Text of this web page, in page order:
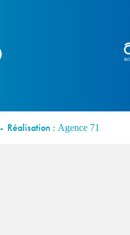
Réalisation : Agence 71